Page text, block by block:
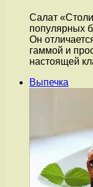
Салат
популярных
Он
гаммой и
настоящей
Выпечка